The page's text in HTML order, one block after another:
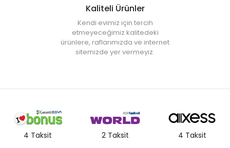
Kaliteli Ürünler
Kendi evimiz için tercih
etmeyeceğimiz kalitedeki
ürünlere, raflarımızda ve internet
sitemizde yer vermeyiz.
4 Taksit 2 Taksit 4 Taksit